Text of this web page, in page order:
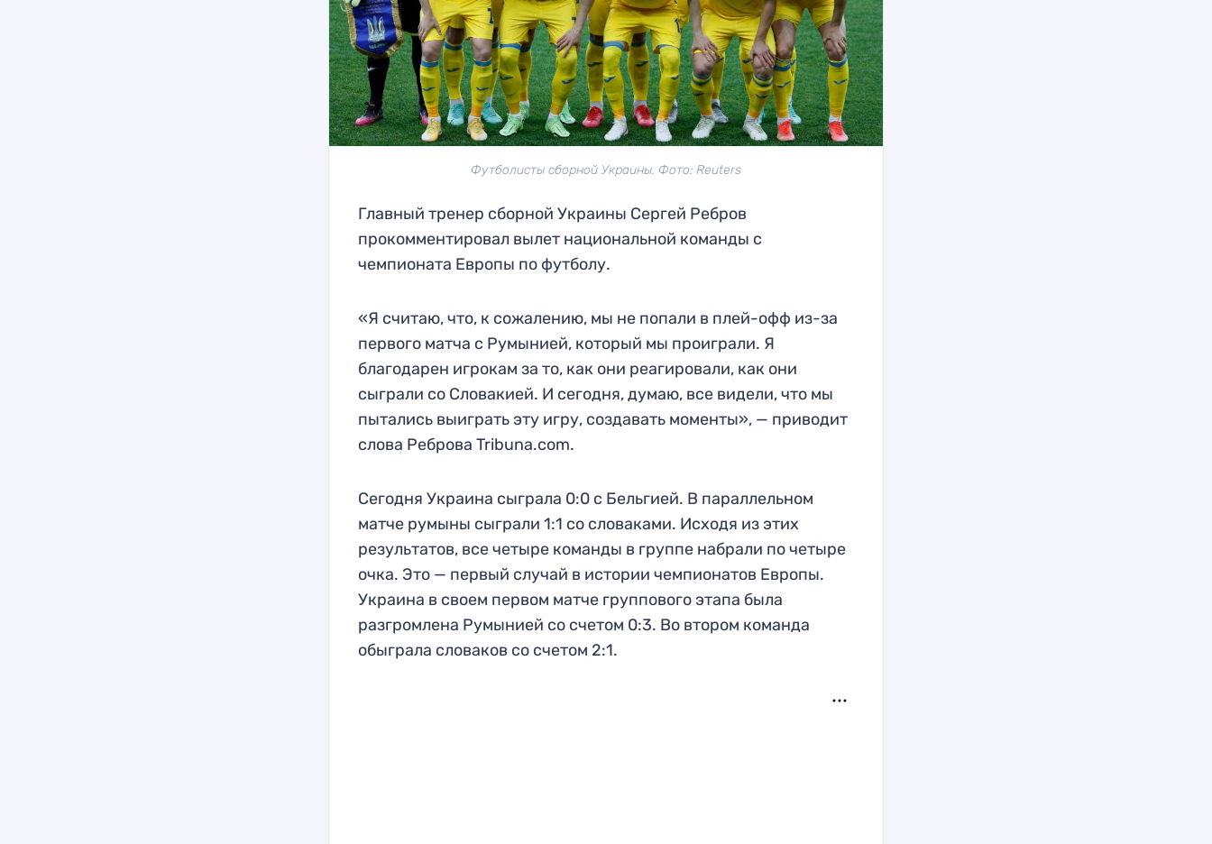
Футболисты сборной Украины. Фото: Reuters
Главный тренер сборной Украины Сергей Ребров
прокомментировал вылет национальной команды с
чемпионата Европы по футболу.
«Я считаю, что, к сожалению, мы не попали в плей-офф из-за
первого матча с Румынией, который мы проиграли. Я
благодарен игрокам за то, как они реагировали, как они
сыграли со Словакией. И сегодня, думаю, все видели, что мы
пытались выиграть эту игру, создавать моменты», — приводит
слова Реброва Tribuna.com.
Сегодня Украина сыграла 0:0 с Бельгией. В параллельном
матче румыны сыграли 1:1 со словаками. Исходя из этих
результатов, все четыре команды в группе набрали по четыре
очка. Это — первый случай в истории чемпионатов Европы.
Украина в своем первом матче группового этапа была
разгромлена Румынией со счетом 0:3. Во втором команда
обыграла словаков со счетом 2:1.